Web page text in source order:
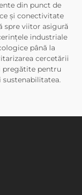
din punct de
și conectivitate
spre viitor asigură
industriale
până la
cercetării
pregătite pentru